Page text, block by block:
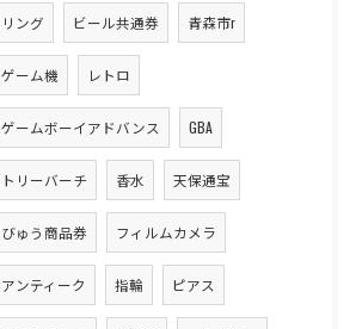
リング ビール共通券 青森市r
ゲーム機 レトロ
ゲームボーイアドバンス GBA
トリーバーチ 香水 天保通宝
びゅう商品券 フィルムカメラ
アンティーク 指輪 ピアス